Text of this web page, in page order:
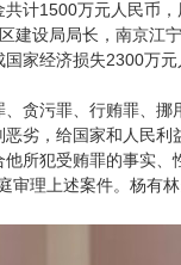
计1500万元人民币，
建设局局长，南京江
家经济损失2300万
贪污罪、行贿罪、
劣，给国家和人民
所犯受贿罪的事实
理上述案件。杨有林